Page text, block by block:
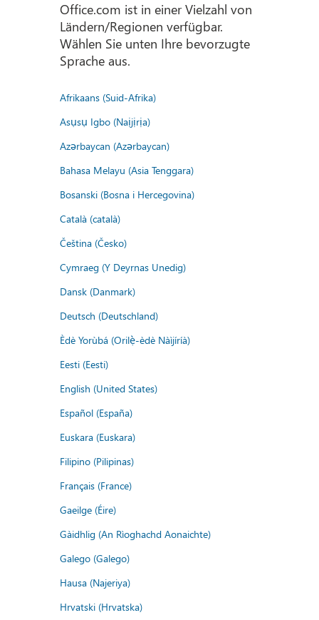
Office.com ist in einer Vielzahl von
Ländern/Regionen verfügbar.
Wählen Sie unten Ihre bevorzugte
Sprache aus.
Afrikaans (Suid-Afrika)
Asụsụ Igbo (Naịjịrịa)
Azərbaycan (Azərbaycan)
Bahasa Melayu (Asia Tenggara)
Bosanski (Bosna i Hercegovina)
Català (català)
Čeština (Česko)
Cymraeg (Y Deyrnas Unedig)
Dansk (Danmark)
Deutsch (Deutschland)
Èdè Yorùbá (Orilẹ̀-èdè Nàìjíríà)
Eesti (Eesti)
English (United States)
Español (España)
Euskara (Euskara)
Filipino (Pilipinas)
Français (France)
Gaeilge (Éire)
Gàidhlig (An Rìoghachd Aonaichte)
Galego (Galego)
Hausa (Najeriya)
Hrvatski (Hrvatska)